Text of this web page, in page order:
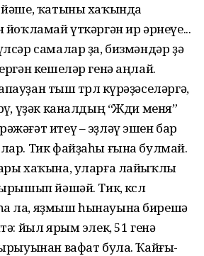
йәше, ҡатыны хаҡында
йоҡламай үткәргән ир әрнеүе...
самалар ҙа, бизмәндәр ҙә
кешеләр генә аңлай.
тыш төрлө күрәҙәселәргә,
үҙәк каналдың “Жди меня”
итеү – эҙләү эшен бар
Тик файҙаһы ғына булмай.
хаҡына, уларға лайыҡлы
йәшәй. Тик, көслө
ла, яҙмыш һынауына бирешә
йыл ярым элек, 51 генә
вафат була. Ҡайғы-